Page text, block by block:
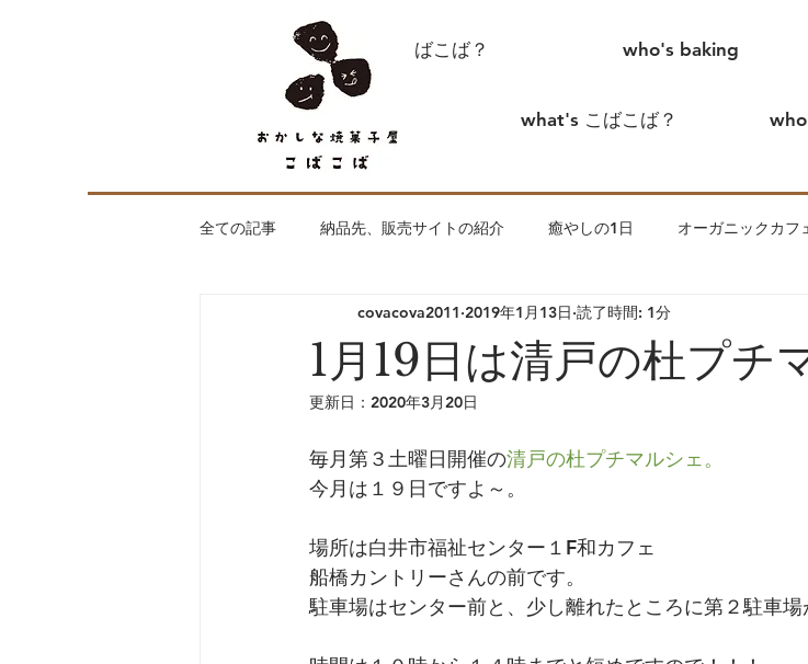
what's こばこば？
全ての記事 納品先、販売サイトの紹介 癒やしの1日 オーガニックカフ
全く焼菓子が関係ない話 はじめまして、こばこばです。
出店、納品のご依頼お待ちしております。
工房openday こばこばの焼菓子について
1月19日は清戸の杜プチ
covacova2011 2019年1月13日 読了時間: 1分
更新日： 2020年3月20日
毎月第３土曜日開催の清戸の杜プチマルシェ。
今月は１９日ですよ～。
場所は白井市福祉センター１F和カフェ
船橋カントリーさんの前です。
駐車場はセンター前と、少し離れたところに第２駐車場
what's こばこば？ who's baking